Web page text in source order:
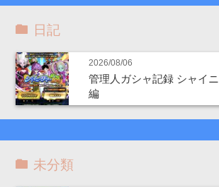
日記
2026/08/06
管理人ガシャ記録 シャイ
編
未分類